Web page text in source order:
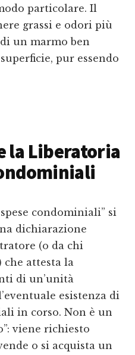
particolare. Il
grassi e odori più
un marmo ben
pur essendo
la Liberatoria
condominiali” si
dichiarazione
(o da chi
attesta la
di un’unità
esistenza di
in corso. Non è un
viene richiesto
o si acquista un